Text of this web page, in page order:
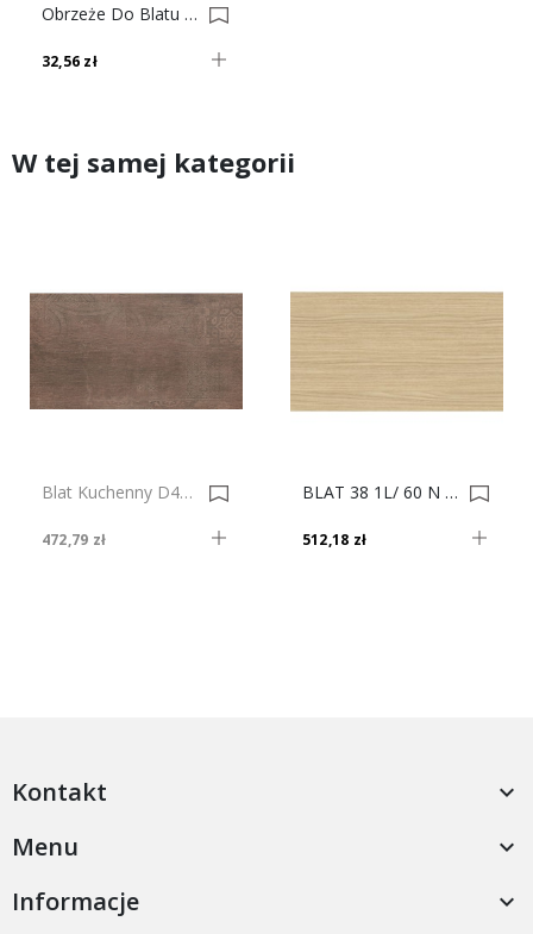
Obrzeże Do Blatu 38 60654 OV DĄB FORNIR 0033884
32,56 zł
W tej samej kategorii
Blat Kuchenny D4417 OV Neapolis Czekoladowy, 38mm 0018471-0018493
472,79 zł
BLAT 38 1L/ 60 N 20754/OV DĄB NASTROJOWY 4.10 0036690-0036691
512,18 zł
Kontakt 
Menu 
Informacje 